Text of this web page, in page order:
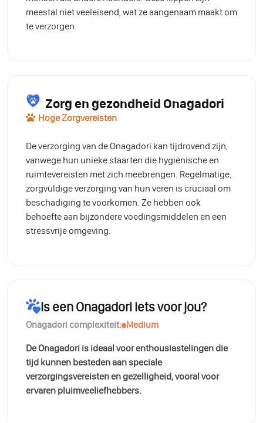
meestal niet veeleisend, wat ze aangenaam maakt om
te verzorgen.
Zorg en gezondheid Onagadori
Hoge Zorgvereisten
De verzorging van de Onagadori kan tijdrovend zijn,
vanwege hun unieke staarten die hygiënische en
ruimtevereisten met zich meebrengen. Regelmatige,
zorgvuldige verzorging van hun veren is cruciaal om
beschadiging te voorkomen. Ze hebben ook
behoefte aan bijzondere voedingsmiddelen en een
stressvrije omgeving.
Is een Onagadori iets voor jou?
Onagadori complexiteit: Medium
De Onagadori is ideaal voor enthousiastelingen die
tijd kunnen besteden aan speciale
verzorgingsvereisten en gezelligheid, vooral voor
ervaren pluimveeliefhebbers.